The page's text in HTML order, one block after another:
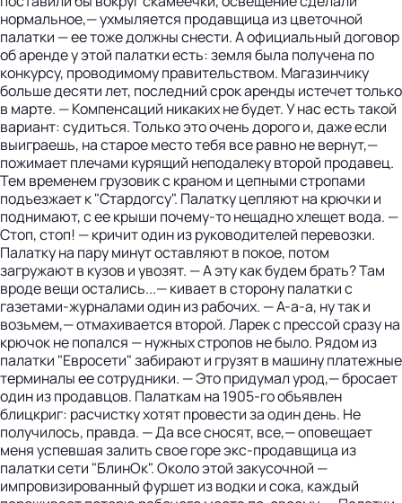
нормальное,— ухмыляется продавщица из цветочной
палатки — ее тоже должны снести. А официальный договор
об аренде у этой палатки есть: земля была получена по
конкурсу, проводимому правительством. Магазинчику
больше десяти лет, последний срок аренды истечет только
в марте. — Компенсаций никаких не будет. У нас есть такой
вариант: судиться. Только это очень дорого и, даже если
выиграешь, на старое место тебя все равно не вернут,—
пожимает плечами курящий неподалеку второй продавец.
Тем временем грузовик с краном и цепными стропами
подъезжает к "Стардогсу". Палатку цепляют на крючки и
поднимают, с ее крыши почему-то нещадно хлещет вода. —
Стоп, стоп! — кричит один из руководителей перевозки.
Палатку на пару минут оставляют в покое, потом
загружают в кузов и увозят. — А эту как будем брать? Там
вроде вещи остались...— кивает в сторону палатки с
газетами-журналами один из рабочих. — А-а-а, ну так и
возьмем,— отмахивается второй. Ларек с прессой сразу на
крючок не попался — нужных стропов не было. Рядом из
палатки "Евросети" забирают и грузят в машину платежные
терминалы ее сотрудники. — Это придумал урод,— бросает
один из продавцов. Палаткам на 1905-го объявлен
блицкриг: расчистку хотят провести за один день. Не
получилось, правда. — Да все сносят, все,— оповещает
меня успевшая залить свое горе экс-продавщица из
палатки сети "БлинОк". Около этой закусочной —
импровизированный фуршет из водки и сока, каждый